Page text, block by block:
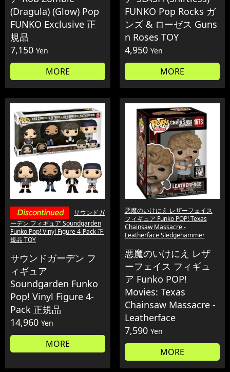
(Dragula) (Glow) Pop
FUNKO Exclusive 正
規品
7,150 Yen
MORE
FUNKO Pop Rocks ガ
ンズ & ローゼス Guns
n Roses TOY
4,950 Yen
MORE
サウンドガ
ーデン フィギュア Soundgarden
Funko Pop! Vinyl Figure 4-Pack 正
規品 TOY
サウンドガーデン フ
ィギュア
Soundgarden Funko
Pop! Vinyl Figure 4-
Pack 正規品
14,960 Yen
MORE
悪魔のいけにえ レザーフェイス
フィギュア Funko POP! Texas
Chainsaw Massacre -
Leatherface Sledgehammer
悪魔のいけにえ レザ
ーフェイス フィギュ
ア Funko POP!
Movies: Texas
Chainsaw Massacre -
Leatherface
7,590 Yen
MORE